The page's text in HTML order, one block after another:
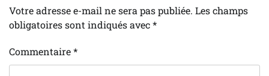
Votre adresse e-mail ne sera pas publiée. Les champs
obligatoires sont indiqués avec*
Commentaire*